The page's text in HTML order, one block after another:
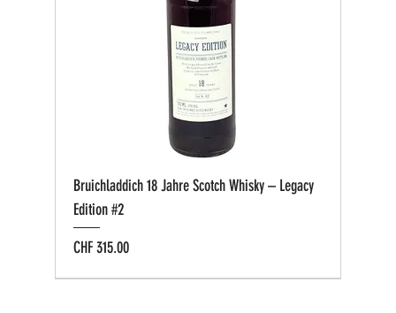
Bruichladdich 18 Jahre Scotch Whisky – Legacy
Edition #2
Preis
CHF 315.00